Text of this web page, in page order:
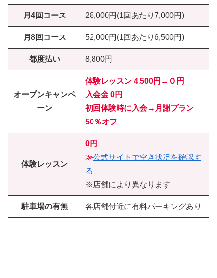
月4回コース 28,000円(1回あたり7,000円)
月8回コース 52,000円(1回あたり6,500円)
都度払い 8,800円
オープンキャンペ
ーン
体験レッスン 4,500円→０円
入会金 0円
初回体験時に入会→ 月謝プラン
50％オフ
体験レッスン
0円
≫公式サイトで空き状況を確認す
る
※店舗により異なります
駐車場の有無 各店舗付近に有料パーキングあり